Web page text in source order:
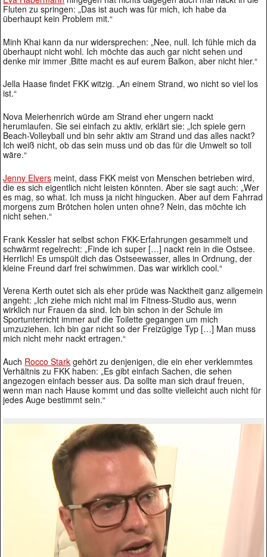
Fluten zu springen: „Das ist auch was für mich, ich habe da
überhaupt kein Problem mit.“
Minh Khai kann da nur widersprechen: „Nee, null. Ich fühle mich da
überhaupt nicht wohl. Ich möchte das auch gar nicht sehen und
denke mir immer ‚Bitte macht es auf eurem Balkon, aber nicht hier.“
Jella Haase findet FKK witzig. „An einem Strand, wo nicht so viel los
ist.“
Nova Meierhenrich würde am Strand eher ungern nackt
herumlaufen. Sie sei einfach zu aktiv, erklärt sie: „Ich spiele gern
Beach-Volleyball und bin sehr aktiv am Strand und das alles nackt?
Ich weiß nicht, ob das sein muss und ob das für die Umwelt so toll
wäre.“
Jenny Elvers meint, dass FKK meist von Menschen betrieben wird,
die es sich eigentlich nicht leisten könnten. Aber sie sagt auch: „Wer
es mag, so what. Ich muss ja nicht hingucken. Aber auf dem Fahrrad
morgens zum Brötchen holen unten ohne? Nein, das möchte ich
nicht sehen.“
Frank Kessler hat selbst schon FKK-Erfahrungen gesammelt und
schwärmt regelrecht: „Finde ich super […] nackt rein in die Ostsee.
Herrlich! Es umspült dich das Ostseewasser, alles in Ordnung, der
kleine Freund darf frei schwimmen. Das war wirklich cool.“
Verena Kerth outet sich als eher prüde was Nacktheit ganz allgemein
angeht: „Ich ziehe mich nicht mal im Fitness-Studio aus, wenn
wirklich nur Frauen da sind. Ich bin schon in der Schule im
Sportunterricht immer auf die Toilette gegangen um mich
umzuziehen. Ich bin gar nicht so der Freizügige Typ […] Man muss
mich nicht mehr nackt ertragen.“
Auch Rocco Stark gehört zu denjenigen, die ein eher verklemmtes
Verhältnis zu FKK haben: „Es gibt einfach Sachen, die sehen
angezogen einfach besser aus. Da sollte man sich drauf freuen,
wenn man nach Hause kommt und das sollte vielleicht auch nicht für
jedes Auge bestimmt sein.“